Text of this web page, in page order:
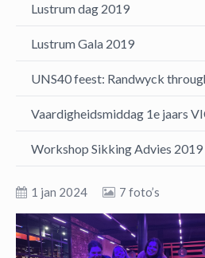
Lustrum dag 2019
Lustrum Gala 2019
UNS40 feest: Randwyck
Vaardigheidsmiddag 1e jaars
Workshop Sikking Advies 2019
1 jan 2024 7 foto’s